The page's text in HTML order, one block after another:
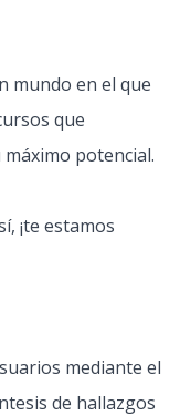
mundo en el que
que
potencial.
¡te estamos
mediante el
de hallazgos